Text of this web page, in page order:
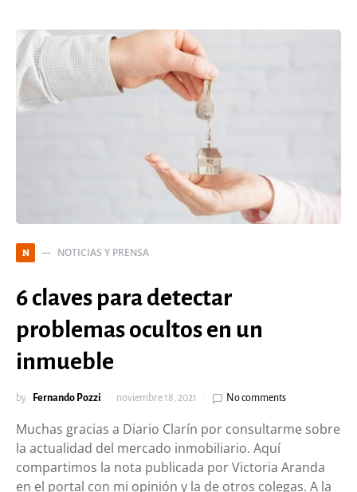
N NOTICIAS Y PRENSA
6 claves para detectar
problemas ocultos en un
inmueble
by Fernando Pozzi noviembre 18, 2021 No comments
Muchas gracias a Diario Clarín por consultarme sobre
la actualidad del mercado inmobiliario. Aquí
compartimos la nota publicada por Victoria Aranda
en el portal con mi opinión y la de otros colegas. A la